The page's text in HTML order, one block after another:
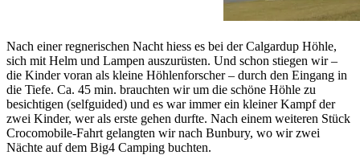
Nach einer regnerischen Nacht hiess es bei der Calgardup Höhle,
sich mit Helm und Lampen auszurüsten. Und schon stiegen wir –
die Kinder voran als kleine Höhlenforscher – durch den Eingang in
die Tiefe. Ca. 45 min. brauchten wir um die schöne Höhle zu
besichtigen (selfguided) und es war immer ein kleiner Kampf der
zwei Kinder, wer als erste gehen durfte. Nach einem weiteren Stück
Crocomobile-Fahrt gelangten wir nach Bunbury, wo wir zwei
Nächte auf dem Big4 Camping buchten.